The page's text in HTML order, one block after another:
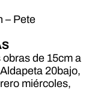
– Pete
de 15cm a
20bajo,
miércoles,